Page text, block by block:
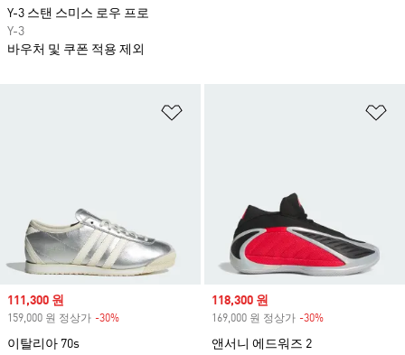
Sale price
111,300 원
159,000 원 정상가 -30%
이탈리아 70s
Sale price
118,300 원
169,000 원 정상가 -30%
앤서니 에드워즈 2
Y-3 스탠 스미스 로우 프로
Y-3
바우처 및 쿠폰 적용 제외